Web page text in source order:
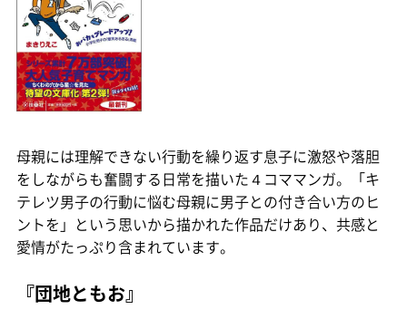
母親には理解できない行動を繰り返す息子に激怒や落胆
をしながらも奮闘する日常を描いた４コママンガ。「キ
テレツ男子の行動に悩む母親に男子との付き合い方のヒ
ントを」という思いから描かれた作品だけあり、共感と
愛情がたっぷり含まれています。
『団地ともお』